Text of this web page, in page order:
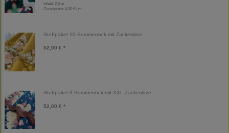
Inhalt: 2,4 m
Grundpreis: 4,00 € / m
Stoffpaket 10 Sommerrock mit Zackenlitze
52,00 € *
Stoffpaket 9 Sommerrock mit XXL Zackenlitze
52,00 € *